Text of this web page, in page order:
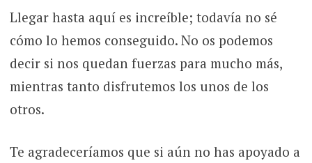
Llegar hasta aquí es increíble; todavía no sé
cómo lo hemos conseguido. No os podemos
decir si nos quedan fuerzas para mucho más,
mientras tanto disfrutemos los unos de los
otros.
Te agradeceríamos que si aún no has apoyado a